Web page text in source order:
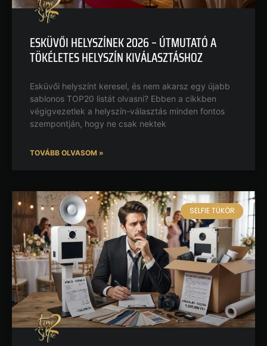
ESKÜVŐI HELYSZÍNEK 2026 – ÚTMUTATÓ A
TÖKÉLETES HELYSZÍN KIVÁLASZTÁSHOZ
Esküvői helyszínt keresel, és nem akarsz egy újabb
sablonos TOP20 listát olvasni? Ebben a cikkben
végigvezetlek a helyszín-választás minden fontos
szempontján, hogy ne csak nektek
TOVÁBB OLVASOM »
SELFIE TÜKÖR